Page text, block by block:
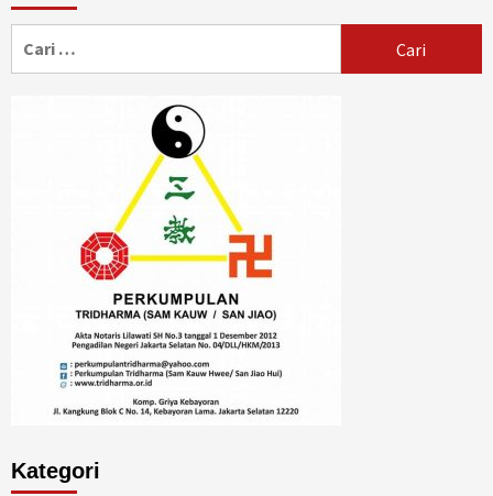
Kategori